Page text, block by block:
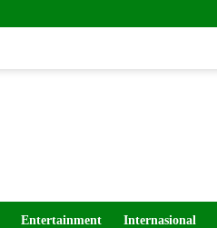
Entertainment Internasional